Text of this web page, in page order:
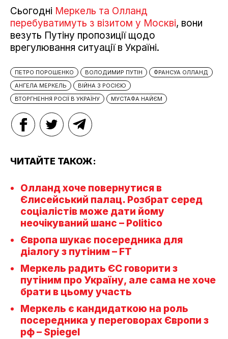
Сьогодні Меркель та Олланд
перебуватимуть з візитом у Москві, вони
везуть Путіну пропозиції щодо
врегулювання ситуації в Україні.
ПЕТРО ПОРОШЕНКО ВОЛОДИМИР ПУТІН
ФРАНСУА ОЛЛАНД
АНГЕЛА МЕРКЕЛЬ
ВІЙНА З РОСІЄЮ
ВТОРГНЕННЯ РОСІЇ В УКРАЇНУ
МУСТАФА НАЙЄМ
ЧИТАЙТЕ ТАКОЖ:
Олланд хоче повернутися в
Єлисейський палац. Розбрат серед
соціалістів може дати йому
неочікуваний шанс – Politico
Європа шукає посередника для
діалогу з путіним – FT
Меркель радить ЄС говорити з
путіним про Україну, але сама не хоче
брати в цьому участь
Меркель є кандидаткою на роль
посередника у переговорах Європи з
рф – Spiegel